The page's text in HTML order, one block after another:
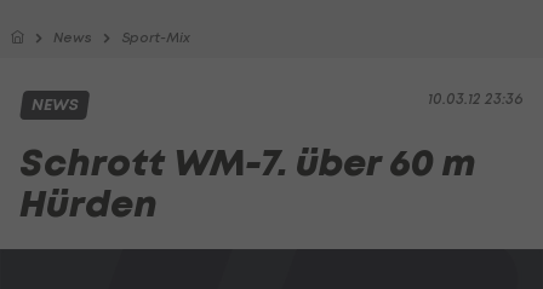
News Sport-Mix
10.03.12 23:36
NEWS
Schrott WM-7. über 60 m
Hürden